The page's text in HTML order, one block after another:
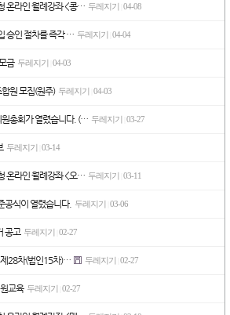
온라인 월례강좌 <콩… 두레지기 04-08
승인 절차를 즉각 … 두레지기 04-04
금 두레지기 04-03
원 모집(원주) 두레지기 04-03
총회가 열렸습니다. (… 두레지기 03-27
두레지기 03-14
온라인 월례강좌 <오… 두레지기 03-11
공식이 열렸습니다. 두레지기 03-06
공고 두레지기 02-27
제28차(법인15차)… 두레지기 02-27
교육 두레지기 02-27